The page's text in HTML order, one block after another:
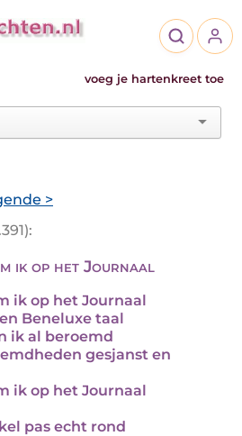
voeg je hartenkreet toe
>
ik op het Journaal
ik op het Journaal
Beneluxe taal
ik al beroemd
gesjanst en
ik op het Journaal
pas echt rond